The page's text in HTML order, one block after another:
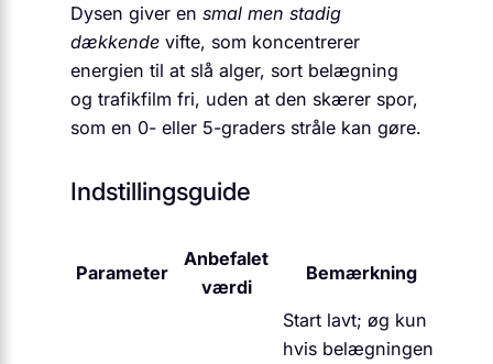
Dysen giver en smal men stadig
dækkende vifte, som koncentrerer
energien til at slå alger, sort belægning
og trafikfilm fri, uden at den skærer spor,
som en 0- eller 5-graders stråle kan gøre.
Indstillingsguide
Parameter
Anbefalet
værdi
Bemærkning
Start lavt; øg kun
hvis belægningen